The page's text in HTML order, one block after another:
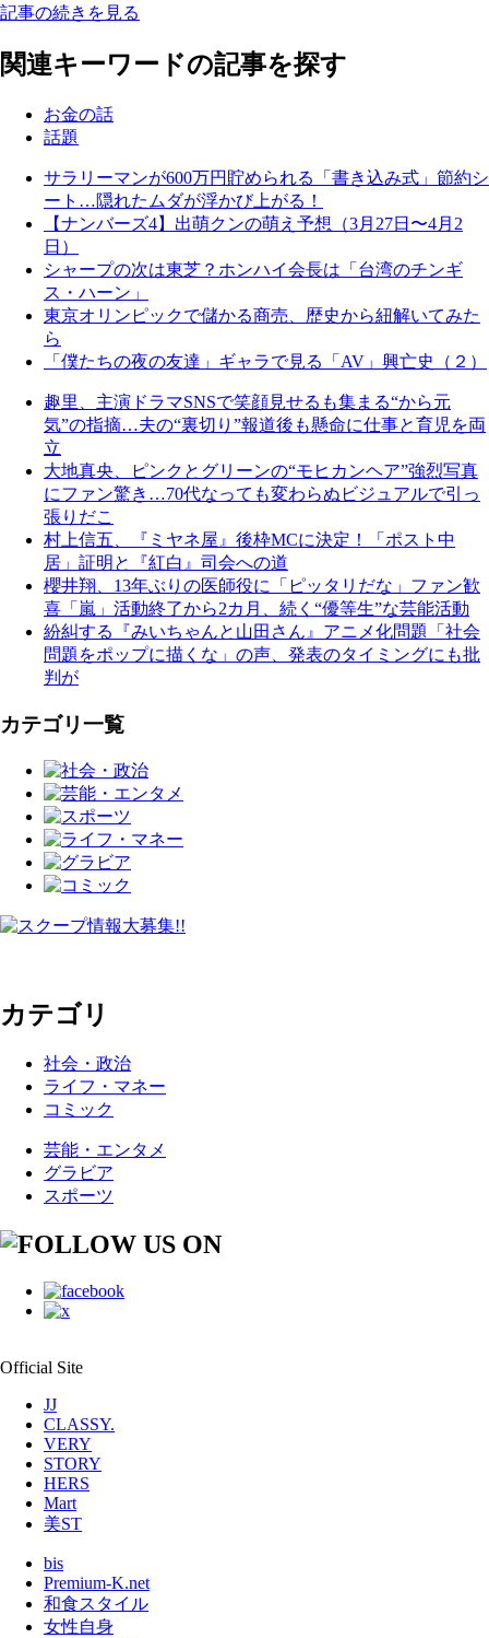
記事の続きを見る
関連キーワードの記事を探す
お金の話
話題
サラリーマンが600万円貯められる「書き込み式」節約シ
ート…隠れたムダが浮かび上がる！
【ナンバーズ4】出萌クンの萌え予想（3月27日〜4月2
日）
シャープの次は東芝？ホンハイ会長は「台湾のチンギ
ス・ハーン」
東京オリンピックで儲かる商売、歴史から紐解いてみた
ら
「僕たちの夜の友達」ギャラで見る「AV」興亡史（２）
趣里、主演ドラマSNSで笑顔見せるも集まる“から元
気”の指摘…夫の“裏切り”報道後も懸命に仕事と育児を両
立
大地真央、ピンクとグリーンの“モヒカンヘア”強烈写真
にファン驚き…70代なっても変わらぬビジュアルで引っ
張りだこ
村上信五、『ミヤネ屋』後枠MCに決定！「ポスト中
居」証明と『紅白』司会への道
櫻井翔、13年ぶりの医師役に「ピッタリだな」ファン歓
喜「嵐」活動終了から2カ月、続く“優等生”な芸能活動
紛糾する『みいちゃんと山田さん』アニメ化問題「社会
問題をポップに描くな」の声、発表のタイミングにも批
判が
カテゴリ一覧
カテゴリ
社会・政治
ライフ・マネー
コミック
芸能・エンタメ
グラビア
スポーツ
Official Site
JJ
CLASSY.
VERY
STORY
HERS
Mart
美ST
bis
Premium-K.net
和食スタイル
女性自身